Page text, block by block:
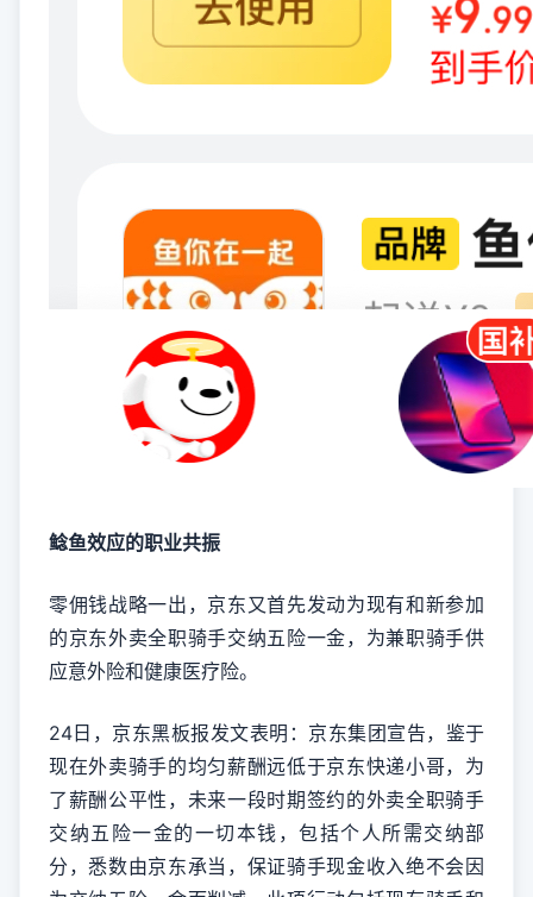
鲶鱼效应的职业共振
零佣钱战略一出，京东又首先发动为现有和新参加
的京东外卖全职骑手交纳五险一金，为兼职骑手供
应意外险和健康医疗险。
24日，京东黑板报发文表明：京东集团宣告，鉴于
现在外卖骑手的均匀薪酬远低于京东快递小哥，为
了薪酬公平性，未来一段时期签约的外卖全职骑手
交纳五险一金的一切本钱，包括个人所需交纳部
分，悉数由京东承当，保证骑手现金收入绝不会因